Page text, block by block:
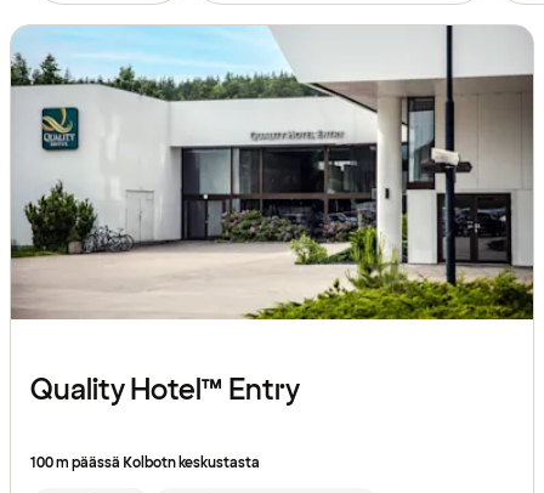
Tutustu
hotelleihin
Quality Hotel™ Entry
100 m päässä Kolbotn keskustasta